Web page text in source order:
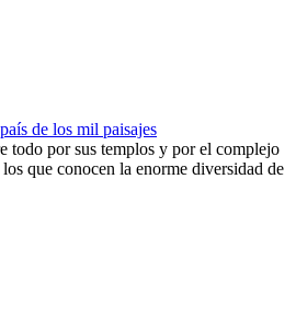
de los mil paisajes
todo por sus templos y por el complejo
que conocen la enorme diversidad de